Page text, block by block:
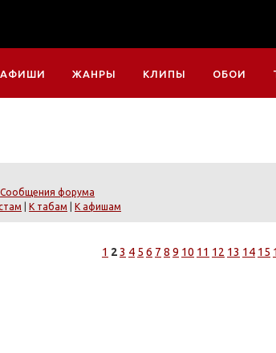
АФИШИ ЖАНРЫ КЛИПЫ ОБОИ
Сообщения форума
К табам К афишам
1 23 4 5 6 7 8 9 10 11 12 13 14 15